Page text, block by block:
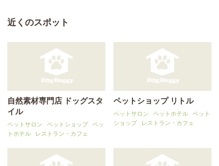
近くのスポット
自然素材専門店 ドッグスタ
イル
ペットサロン ペットショップ
ペッ
トホテル
レストラン・カフェ
ペットショップ リトル
ペットサロン ペットホテル
ペット
ショップ
レストラン・カフェ